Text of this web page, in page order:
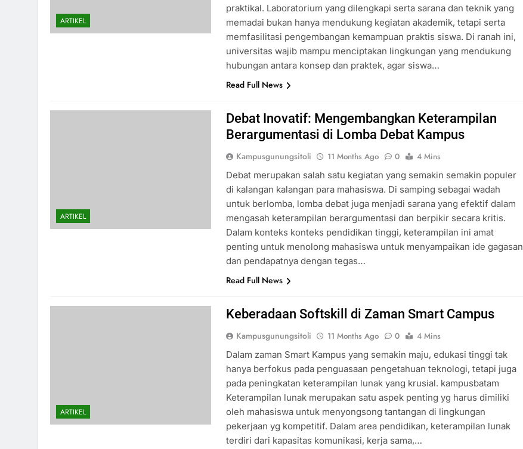
ARTIKEL
praktikal. Laboratorium yang dilengkapi serta sarana dan teknik yang
memadai bukan hanya mendukung kegiatan akademik, tetapi serta
memfasilitasi pengembangan kemampuan praktis siswa. Di ranah ini,
universitas wajib mampu menciptakan lingkungan yang mendukung
hubungan antara konsep dan praktek, agar siswa…
Read Full News
ARTIKEL
Debat Inovatif: Mengembangkan Keterampilan
Berargumentasi di Lomba Debat Kampus
Kampusgunungsitoli 11 Months Ago 0
4 Mins
Debat merupakan salah satu kegiatan yang semakin semakin populer
di kalangan kalangan para mahasiswa. Di samping sebagai wadah
untuk berlomba, lomba debat juga menjadi sarana yang efektif dalam
mengasah keterampilan berargumentasi dan berpikir secara kritis.
Dalam konteks konteks pendidikan tinggi, keterampilan ini amat
penting untuk menolong mahasiswa untuk menyampaikan ide gagasan
dan pendapatnya dengan tegas…
Read Full News
ARTIKEL
Keberadaan Softskill di Zaman Smart Campus
Kampusgunungsitoli 11 Months Ago 0
4 Mins
Dalam zaman Smart Kampus yang semakin maju, edukasi tinggi tak
hanya berfokus pada penguasaan pengetahuan teknologi, tetapi juga
pada peningkatan keterampilan lunak yang krusial. kampusbatam
Keterampilan lunak merupakan satu aspek penting yg harus dimiliki
oleh mahasiswa untuk menyongsong tantangan di lingkungan
pekerjaan yg kompetitif. Dalam area pendidikan, keterampilan lunak
terdiri dari kapasitas komunikasi, kerja sama,…